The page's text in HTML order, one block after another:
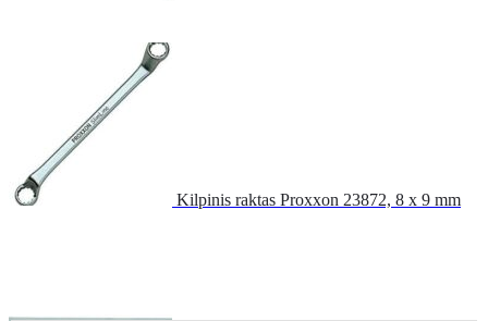
Kilpinis raktas Proxxon 23872, 8 x 9 mm